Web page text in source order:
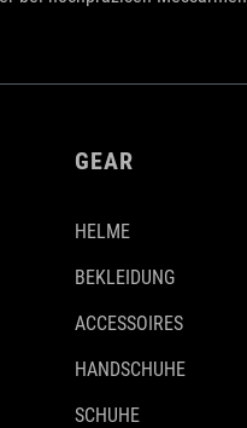
GEAR
HELME
BEKLEIDUNG
ACCESSOIRES
HANDSCHUHE
SCHUHE